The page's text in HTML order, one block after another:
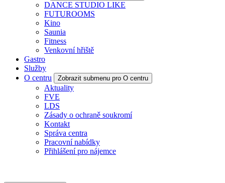
DANCE STUDIO LIKE
FUTUROOMS
Kino
Saunia
Fitness
Venkovní hřiště
Gastro
Služby
O centru
Zobrazit submenu pro O centru
Aktuality
FVE
LDS
Zásady o ochraně soukromí
Kontakt
Správa centra
Pracovní nabídky
Přihlášení pro nájemce